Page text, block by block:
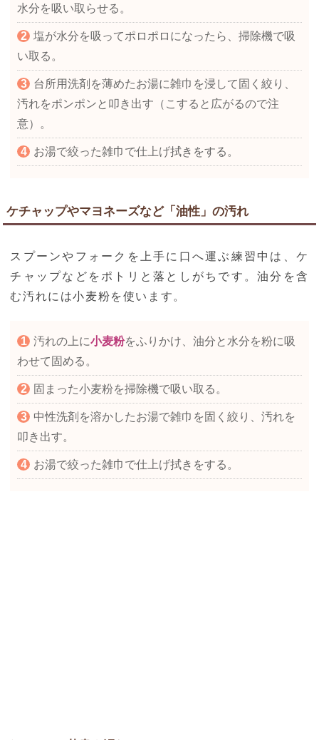
水分を吸い取らせる。
塩が水分を吸ってポロポロになったら、掃除機で吸
い取る。
台所用洗剤を薄めたお湯に雑巾を浸して固く絞り、
汚れをポンポンと叩き出す（こすると広がるので注
意）。
お湯で絞った雑巾で仕上げ拭きをする。
ケチャップやマヨネーズなど「油性」の汚れ
スプーンやフォークを上手に口へ運ぶ練習中は、ケ
チャップなどをポトリと落としがちです。油分を含
む汚れには小麦粉を使います。
汚れの上に小麦粉をふりかけ、油分と水分を粉に吸
わせて固める。
固まった小麦粉を掃除機で吸い取る。
中性洗剤を溶かしたお湯で雑巾を固く絞り、汚れを
叩き出す。
お湯で絞った雑巾で仕上げ拭きをする。